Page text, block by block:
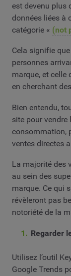
est devenu plus
données liées à
catégorie « (not
Cela signifie
personnes
marque, et celle
en cherchant
Bien entendu,
site pour
consommation,
ventes directes
La majorité des
au sein des
marque. Ce qui
révèleront pas
notoriété de la
Regarder
Utilisez l’outil
Google Trends